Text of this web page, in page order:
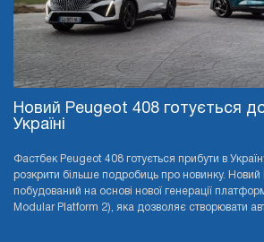
Новий Peugeot 408 готується
Україні
Фастбек Peugeot 408 готується прибути в
розкрити більше подробиць про новинку.
побудований на основі нової генерації
Modular Platform 2), яка дозволяє створювати